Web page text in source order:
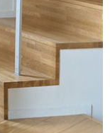
享後付」服務完成之交
相關給付款項請求債
同意方可使用
，本公司不負相關責
用戶狀況，依本公司即